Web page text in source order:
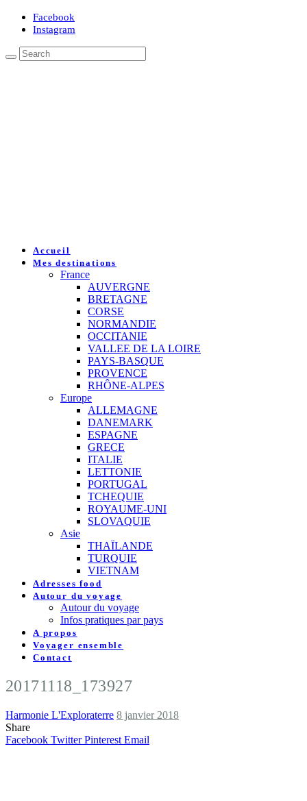
Facebook
Instagram
Accueil
Mes destinations
France
AUVERGNE
BRETAGNE
CORSE
NORMANDIE
OCCITANIE
VALLEE DE LA LOIRE
PAYS-BASQUE
PROVENCE
RHÔNE-ALPES
Europe
ALLEMAGNE
DANEMARK
ESPAGNE
GRECE
ITALIE
LETTONIE
PORTUGAL
TCHEQUIE
ROYAUME-UNI
SLOVAQUIE
Asie
THAÏLANDE
TURQUIE
VIETNAM
Adresses food
Autour du voyage
Autour du voyage
Infos pratiques par pays
A propos
Voyager ensemble
Contact
20171118_173927
Harmonie L'Exploraterre 8 janvier 2018
Share
Facebook Twitter Pinterest Email